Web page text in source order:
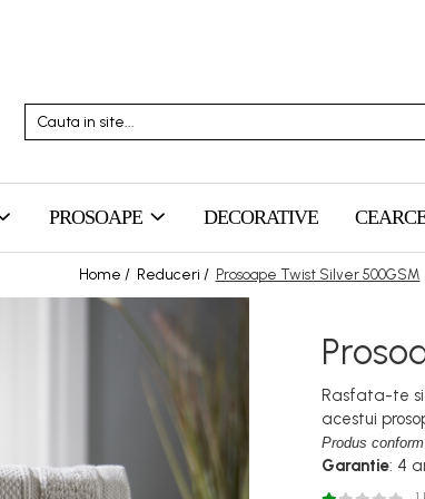
PROSOAPE DECORATIVE
Home / Reduceri / Prosoape Twist Silver 500GSM
Rasfata-te
acestui
Produs
Garantie: 4